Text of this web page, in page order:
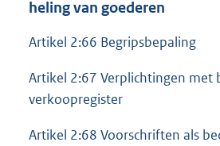
heling van goederen
Artikel 2:66 Begripsbepaling
Artikel 2:67 Verplichtingen
verkoopregister
Artikel 2:68 Voorschriften als